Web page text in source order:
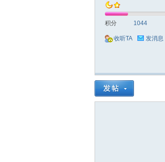
积分 1044
收听TA 发消息